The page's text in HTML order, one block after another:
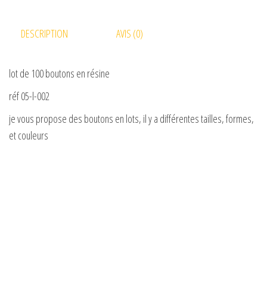
DESCRIPTION AVIS (0)
lot de 100 boutons en résine
réf 05-l-002
je vous propose des boutons en lots, il y a différentes tailles, formes,
et couleurs